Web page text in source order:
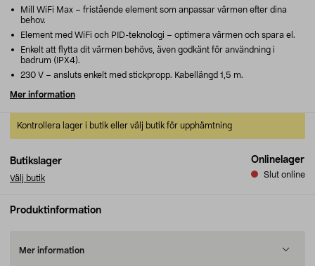
Butikslager
Välj butik
Onlinelager
Slut online
Kontrollera lager i butik eller välj butik för upphämtning
Mill WiFi Max – fristående element som anpassar värmen efter dina
behov.
Element med WiFi och PID-teknologi – optimera värmen och spara el.
Enkelt att flytta dit värmen behövs, även godkänt för användning i
badrum (IPX4).
230 V – ansluts enkelt med stickpropp. Kabellängd 1,5 m.
Mer information
Produktinformation
Mer information